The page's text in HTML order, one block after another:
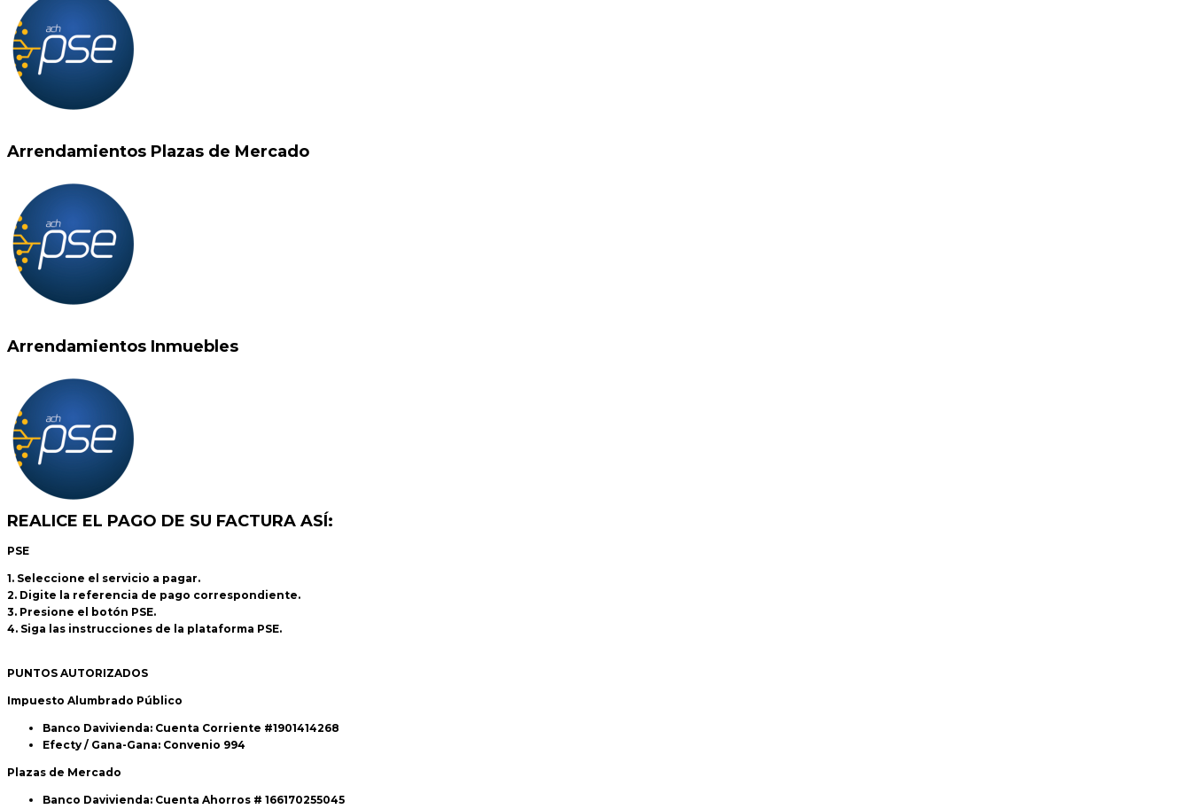
Arrendamientos Plazas de Mercado
Arrendamientos Inmuebles
REALICE EL PAGO DE SU FACTURA ASÍ:
PSE
1. Seleccione el servicio a pagar.
2. Digite la referencia de pago correspondiente.
3. Presione el botón PSE.
4. Siga las instrucciones de la plataforma PSE.
PUNTOS AUTORIZADOS
Impuesto Alumbrado Público
Banco Davivienda: Cuenta Corriente #1901414268
Efecty / Gana-Gana: Convenio 994
Plazas de Mercado
Banco Davivienda: Cuenta Ahorros # 166170255045